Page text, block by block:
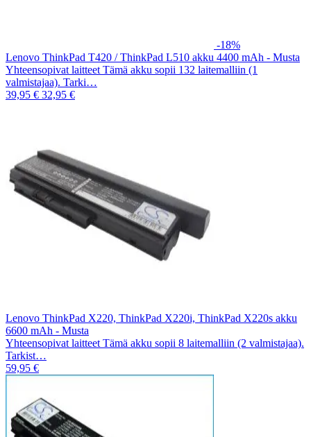
-18%
Lenovo ThinkPad T420 / ThinkPad L510 akku 4400 mAh - Musta
Yhteensopivat laitteet Tämä akku sopii 132 laitemalliin (1
valmistajaa). Tarki…
39,95 € 32,95 €
Lenovo ThinkPad X220, ThinkPad X220i, ThinkPad X220s akku
6600 mAh - Musta
Yhteensopivat laitteet Tämä akku sopii 8 laitemalliin (2 valmistajaa).
Tarkist…
59,95 €